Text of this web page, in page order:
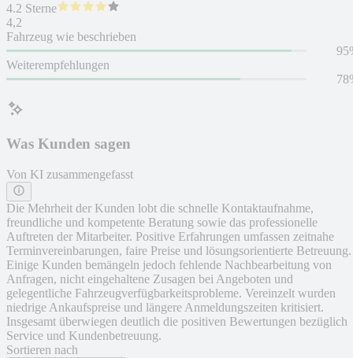
Was Kunden sagen
Von KI zusammengefasst
Die Mehrheit der Kunden lobt die schnelle Kontaktaufnahme,
freundliche und kompetente Beratung sowie das professionelle
Auftreten der Mitarbeiter. Positive Erfahrungen umfassen zeitnahe
Terminvereinbarungen, faire Preise und lösungsorientierte Betreuung.
Einige Kunden bemängeln jedoch fehlende Nachbearbeitung von
Anfragen, nicht eingehaltene Zusagen bei Angeboten und
gelegentliche Fahrzeugverfügbarkeitsprobleme. Vereinzelt wurden
niedrige Ankaufspreise und längere Anmeldungszeiten kritisiert.
Insgesamt überwiegen deutlich die positiven Bewertungen bezüglich
Service und Kundenbetreuung.
Sortieren nach
4.2 Sterne
4,2
Fahrzeug wie beschrieben
Weiterempfehlungen